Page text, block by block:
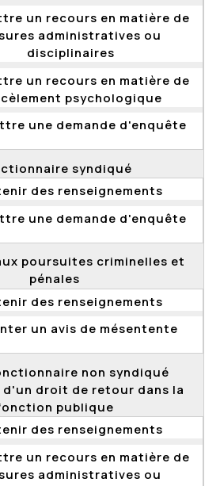
un recours en matière de
administratives ou
disciplinaires
un recours en matière de
psychologique
une demande d'enquête
syndiqué
des renseignements
une demande d'enquête
poursuites criminelles et
pénales
des renseignements
un avis de mésentente
non syndiqué
droit de retour dans la
publique
des renseignements
un recours en matière de
administratives ou
à la Commission?
un service de renseignements
non syndiqués concernant :
administratives ou
prises à leur endroit;
psychologique;
aux poursuites criminelles et
d'État;
dirigeants d’organismes;
non syndiqués
droit de retour dans la fonction
d'une décision prise par
n’apparaît pas équitable ou
Pour joindre le service